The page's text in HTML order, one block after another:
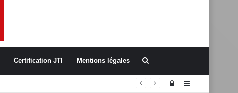
Certification JTI Mentions légales
Sidebar
Connexion